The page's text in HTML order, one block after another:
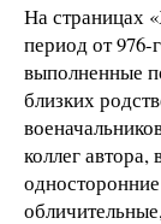
На страницах
период от 976-
выполненные
близких
коллег автора,